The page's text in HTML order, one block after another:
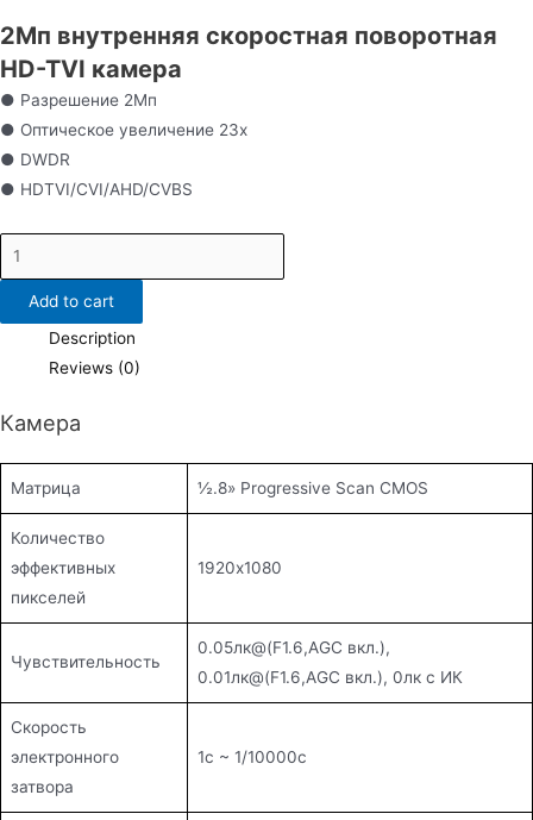
2Мп внутренняя скоростная поворотная
HD-TVI камера
● Разрешение 2Мп
● Оптическое увеличение 23х
● DWDR
● HDTVI/CVI/AHD/CVBS
DS-
T245
quantity
Add to cart
Description
Reviews (0)
Камера
Матрица ½.8» Progressive Scan CMOS
Количество
эффективных
пикселей
1920х1080
Чувствительность
0.05лк@(F1.6,AGC вкл.),
0.01лк@(F1.6,AGC вкл.), 0лк с ИК
Скорость
электронного
затвора
1с ~ 1/10000с